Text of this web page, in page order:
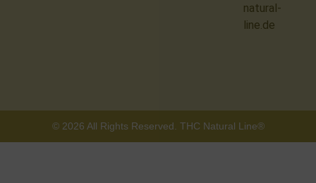
natural-
line.de
© 2026 All Rights Reserved. THC Natural Line®